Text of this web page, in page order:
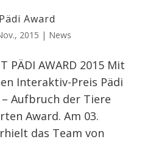
Award
2015 | News
PÄDI AWARD 2015 Mit
Interaktiv-Preis Pädi
Aufbruch der Tiere
Award. Am 03.
das Team von